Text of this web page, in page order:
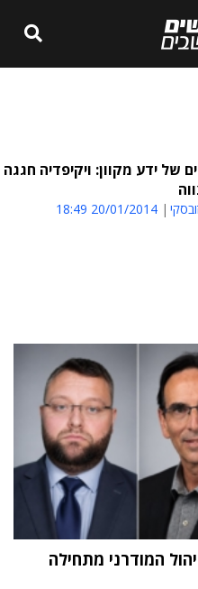
של ידע מקוון: ויקיפדיה חגגה
20/01/2014 18:49
המודרני מתחילה